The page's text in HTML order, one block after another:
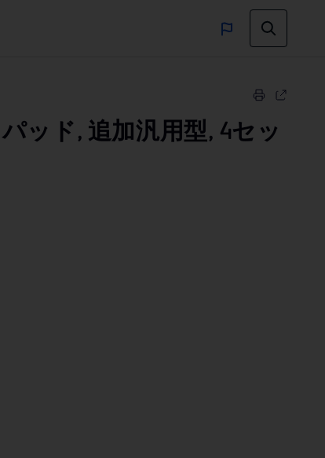
パッド, 追加汎用型, 4セッ